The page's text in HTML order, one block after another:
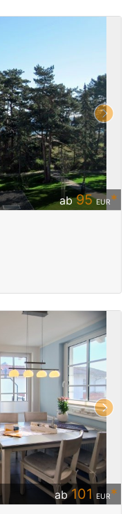
ab95 EUR*
ab101 EUR*